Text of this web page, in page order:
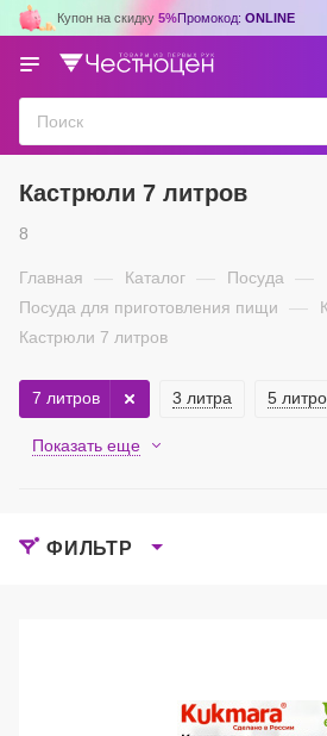
Купон на скидку 5%Промокод: ONLINE
Кастрюли 7 литров
8
Главная — Каталог — Посуда —
Посуда для приготовления пищи —
Кастрюли 7 литров
3 литра 5
7 литров
Показать еще
ФИЛЬТР